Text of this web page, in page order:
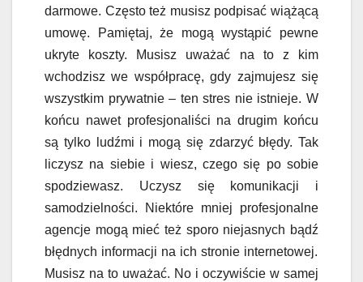
darmowe. Często też musisz podpisać wiążącą
umowę. Pamiętaj, że mogą wystąpić pewne
ukryte koszty.
Musisz uważać na to z kim
wchodzisz we współpracę, gdy zajmujesz się
wszystkim prywatnie – ten stres nie istnieje. W
końcu nawet profesjonaliści na drugim końcu
są tylko ludźmi i mogą się zdarzyć błędy. Tak
liczysz na siebie i wiesz, czego się po sobie
spodziewasz. Uczysz się komunikacji i
samodzielności. Niektóre mniej profesjonalne
agencje mogą mieć też sporo niejasnych bądź
błędnych informacji na ich stronie internetowej.
Musisz na to uważać. No i oczywiście w samej